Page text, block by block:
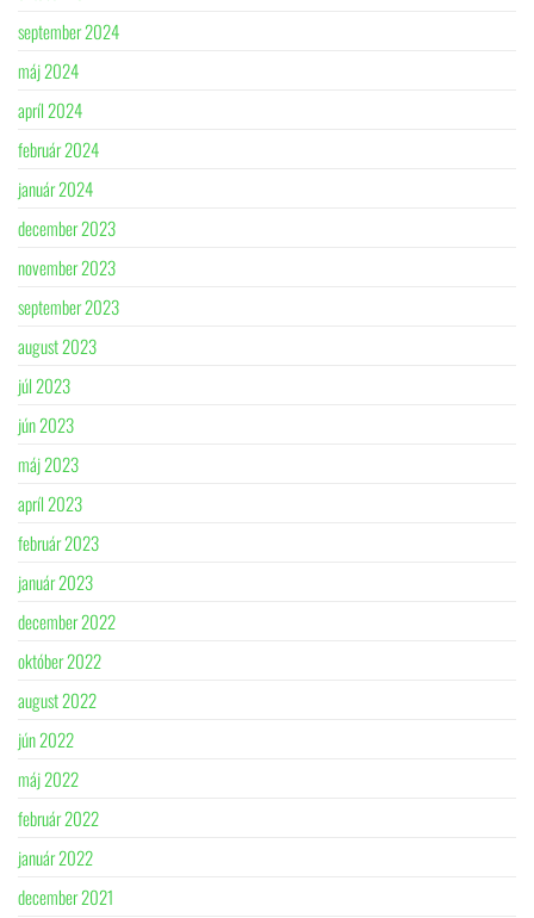
september 2024
máj 2024
apríl 2024
február 2024
január 2024
december 2023
november 2023
september 2023
august 2023
júl 2023
jún 2023
máj 2023
apríl 2023
február 2023
január 2023
december 2022
október 2022
august 2022
jún 2022
máj 2022
február 2022
január 2022
december 2021